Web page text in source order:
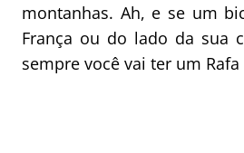
montanhas. Ah, e se um
França ou do lado da sua
sempre você vai ter um